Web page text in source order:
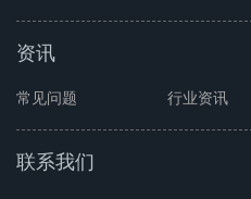
资讯
常见问题 行业资讯
联系我们